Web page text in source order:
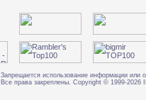
Запрещается использование информации или
Все права закреплены. Copyright © 1999-